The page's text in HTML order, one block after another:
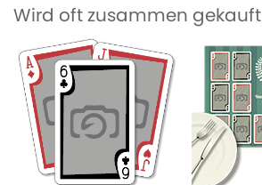
Wird oft zusammen gekauft